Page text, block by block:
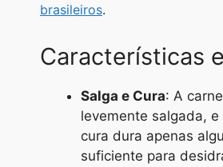
brasileiros.
Características
Salga e Cura: A
levemente salgada,
cura dura apenas
suficiente para